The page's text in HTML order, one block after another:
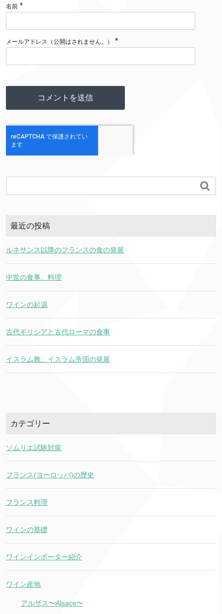
名前 *
メールアドレス（公開はされません。） *

最近の投稿
ルネサンス以降のフランスの食の発展
中世の食事、料理
ワインの起源
古代ギリシアと古代ローマの食事
イスラム教、イスラム帝国の発展
カテゴリー
ソムリエ試験対策
フランス(ヨーロッパ)の歴史
フランス料理
ワインの基礎
ワインインポーター紹介
ワイン産地
アルザス〜Alsace〜